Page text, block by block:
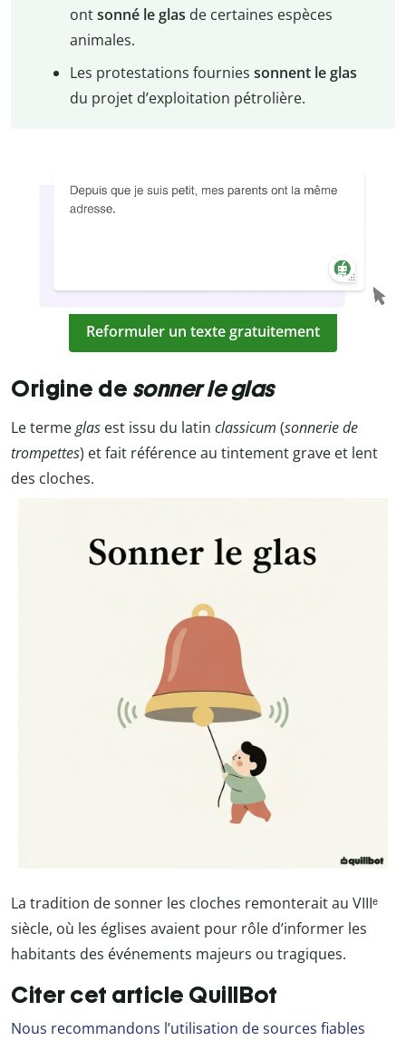
ontsonné le glas de certaines espèces
animales.
Les protestations fournies sonnent le glas
du projet d’exploitation pétrolière.
Reformuler un texte gratuitement
Origine de sonner le glas
Le termeglas est issu du latin classicum (sonnerie de
trompettes) et fait référence au tintement grave et lent
des cloches.
La tradition de sonner les cloches remonterait au VIIIᵉ
siècle, où les églises avaient pour rôle d’informer les
habitants des événements majeurs ou tragiques.
Citer cet article QuillBot
Nous recommandons l’utilisation de sources fiables